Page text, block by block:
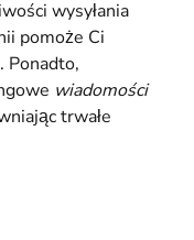
wysyłania
pomoże Ci
Ponadto,
wiadomości
trwałe